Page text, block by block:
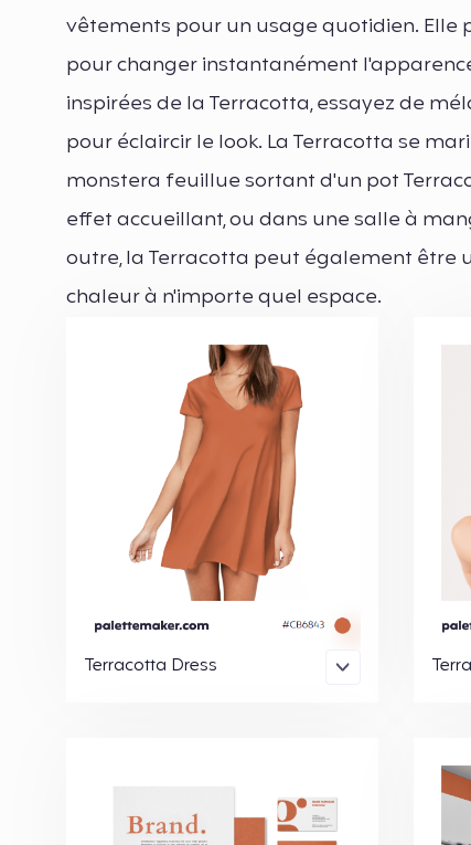
vêtements pour un usage quotidien. Elle
pour changer instantanément
inspirées de la Terracotta, essayez de
pour éclaircir le look. La Terracotta se
monstera feuillue sortant d'un pot
effet accueillant, ou dans une salle à
outre, la Terracotta peut également être
chaleur à n'importe quel espace.
Terracotta Dress